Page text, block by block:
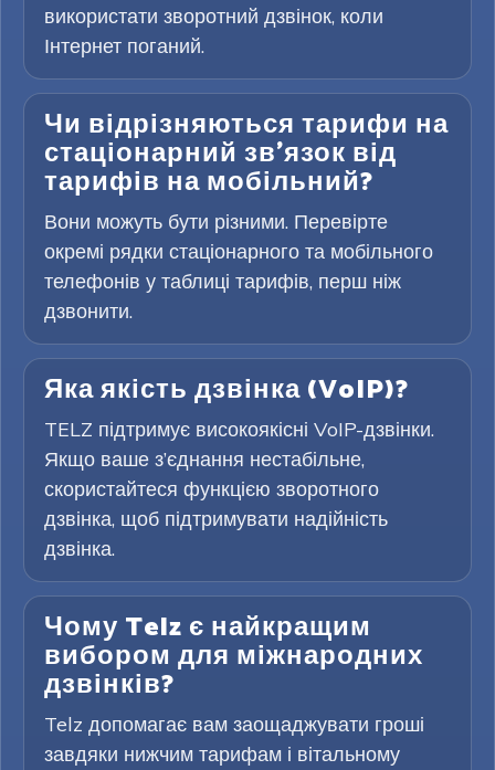
використати зворотний дзвінок, коли
Інтернет поганий.
Чи відрізняються тарифи на
стаціонарний зв’язок від
тарифів на мобільний?
Вони можуть бути різними. Перевірте
окремі рядки стаціонарного та мобільного
телефонів у таблиці тарифів, перш ніж
дзвонити.
Яка якість дзвінка (VoIP)?
TELZ підтримує високоякісні VoIP-дзвінки.
Якщо ваше з’єднання нестабільне,
скористайтеся функцією зворотного
дзвінка, щоб підтримувати надійність
дзвінка.
Чому Telz є найкращим
вибором для міжнародних
дзвінків?
Telz допомагає вам заощаджувати гроші
завдяки нижчим тарифам і вітальному